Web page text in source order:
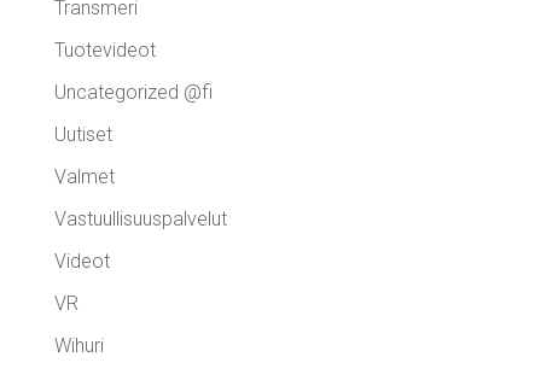
Transmeri
Tuotevideot
Uncategorized @fi
Uutiset
Valmet
Vastuullisuuspalvelut
Videot
VR
Wihuri